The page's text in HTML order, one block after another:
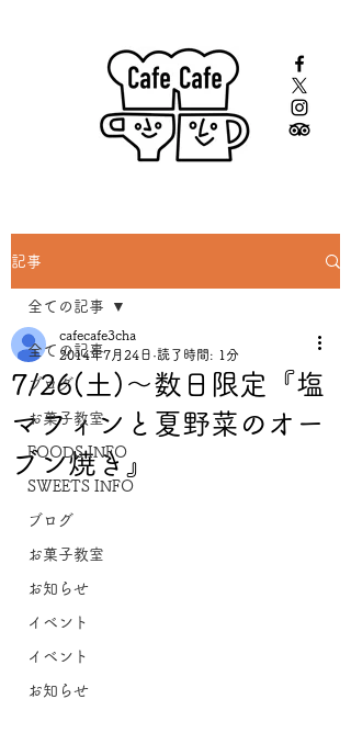
記事
全ての記事
ブログ
お菓子教室
FOODS INFO
SWEETS INFO
ブログ
お菓子教室
お知らせ
イベント
イベント
お知らせ
全ての記事
7/26(土)〜数日限定『塩
マフィンと夏野菜のオー
ブン焼き』
cafecafe3cha
2014年7月24日 読了時間: 1分